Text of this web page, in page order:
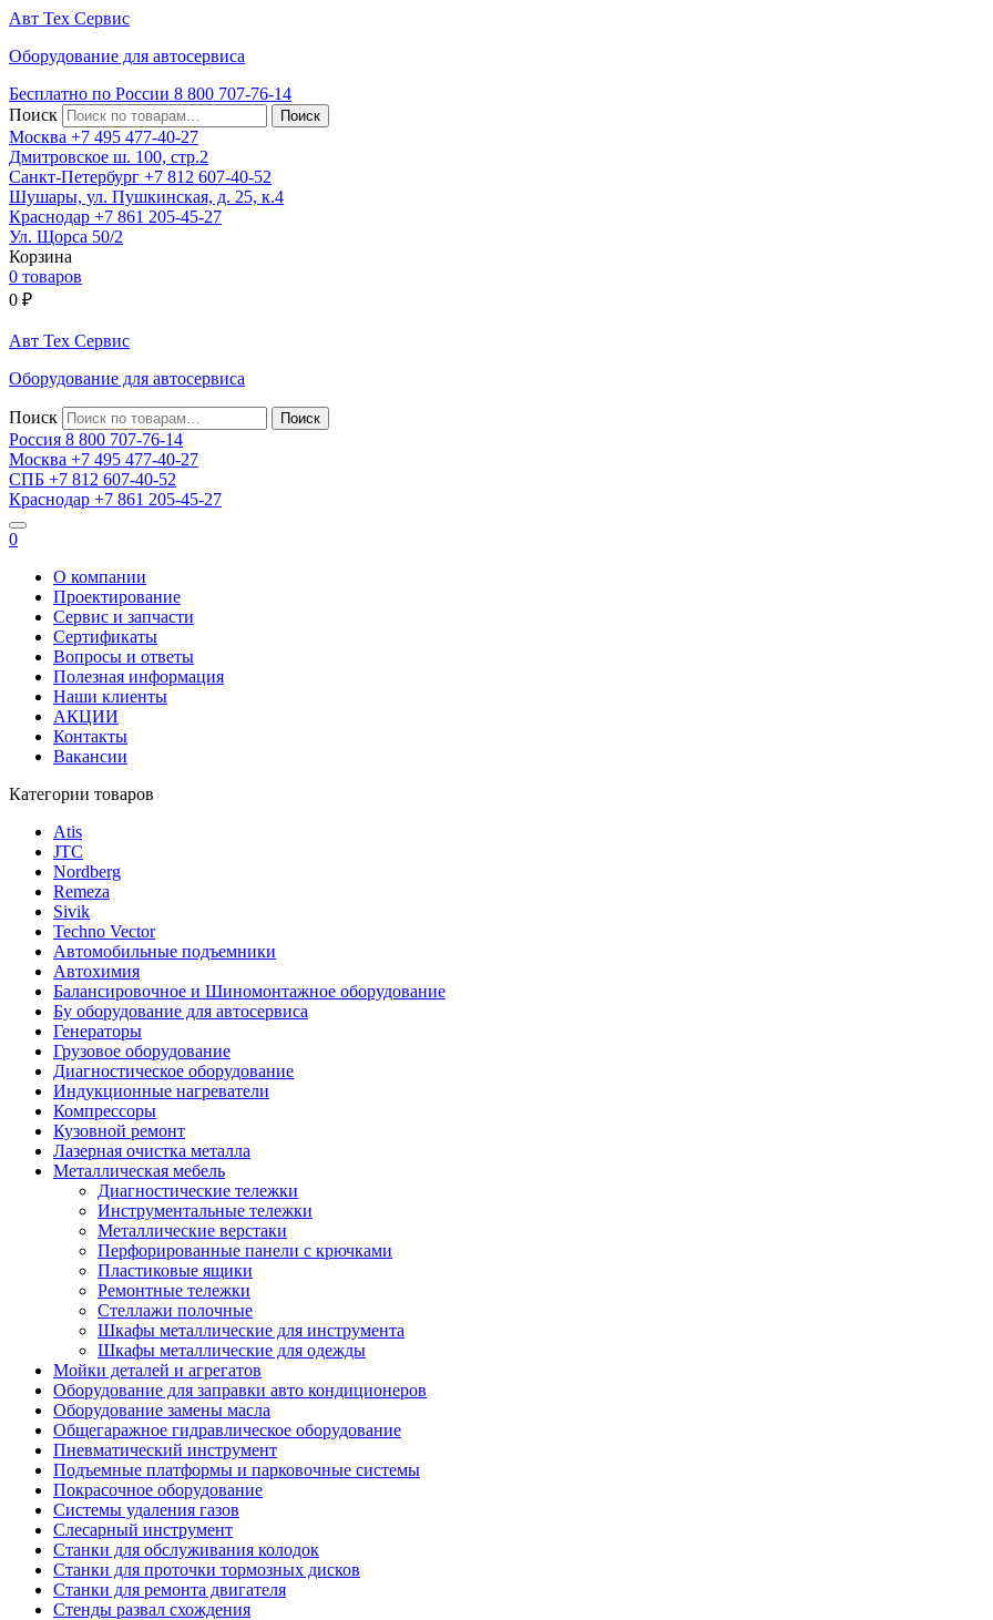
Авт Тех Сервис
Оборудование для автосервиса
Бесплатно по России 8 800 707-76-14
Поиск
Москва +7 495 477-40-27
Дмитровское ш. 100, стр.2
Санкт-Петербург +7 812 607-40-52
Шушары, ул. Пушкинская, д. 25, к.4
Краснодар +7 861 205-45-27
Ул. Щорса 50/2
Корзина
0 товаров
0 ₽
Авт Тех Сервис
Оборудование для автосервиса
Поиск
Россия 8 800 707-76-14
Москва +7 495 477-40-27
СПБ +7 812 607-40-52
Краснодар +7 861 205-45-27
0
О компании
Проектирование
Сервис и запчасти
Сертификаты
Вопросы и ответы
Полезная информация
Наши клиенты
АКЦИИ
Контакты
Вакансии
Категории товаров
Atis
JTC
Nordberg
Remeza
Sivik
Techno Vector
Автомобильные подъемники
Автохимия
Балансировочное и Шиномонтажное оборудование
Бу оборудование для автосервиса
Генераторы
Грузовое оборудование
Диагностическое оборудование
Индукционные нагреватели
Компрессоры
Кузовной ремонт
Лазерная очистка металла
Металлическая мебель
Диагностические тележки
Инструментальные тележки
Металлические верстаки
Перфорированные панели с крючками
Пластиковые ящики
Ремонтные тележки
Стеллажи полочные
Шкафы металлические для инструмента
Шкафы металлические для одежды
Мойки деталей и агрегатов
Оборудование для заправки авто кондиционеров
Оборудование замены масла
Общегаражное гидравлическое оборудование
Пневматический инструмент
Подъемные платформы и парковочные системы
Покрасочное оборудование
Системы удаления газов
Слесарный инструмент
Станки для обслуживания колодок
Станки для проточки тормозных дисков
Станки для ремонта двигателя
Стенды развал схождения